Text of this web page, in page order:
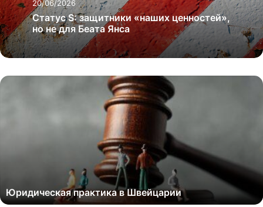
20/06/2026
Статус S: защитники «наших ценностей»,
но не для Беата Янса
Юридическая практика в Швейцарии